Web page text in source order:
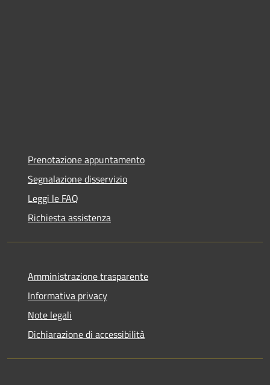
Prenotazione appuntamento
Segnalazione disservizio
Leggi le FAQ
Richiesta assistenza
Amministrazione trasparente
Informativa privacy
Note legali
Dichiarazione di accessibilità